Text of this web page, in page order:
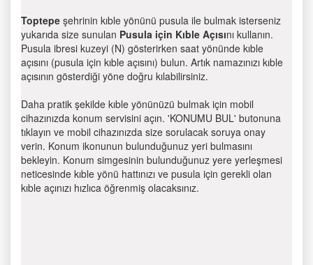
Toptepe şehrinin kıble yönünü pusula ile bulmak isterseniz
yukarıda size sunulan Pusula için Kıble Açısını kullanın.
Pusula ibresi kuzeyi (N) gösterirken saat yönünde kıble
açısını (pusula için kıble açısını) bulun. Artık namazınızı kıble
açısının gösterdiği yöne doğru kılabilirsiniz.
Daha pratik şekilde kıble yönünüzü bulmak için mobil
cihazınızda konum servisini açın. 'KONUMU BUL' butonuna
tıklayın ve mobil cihazınızda size sorulacak soruya onay
verin. Konum ikonunun bulunduğunuz yeri bulmasını
bekleyin. Konum simgesinin bulunduğunuz yere yerleşmesi
neticesinde kıble yönü hattınızı ve pusula için gerekli olan
kıble açınızı hızlıca öğrenmiş olacaksınız.